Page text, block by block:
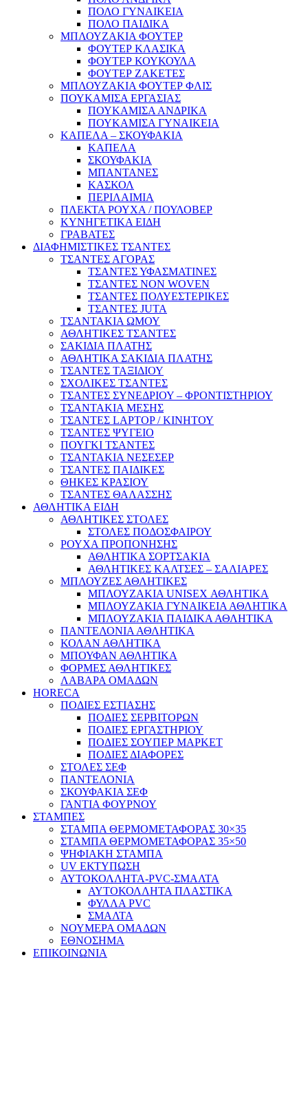
ΠΟΛΟ ΓΥΝΑΙΚΕΙΑ
ΠΟΛΟ ΠΑΙΔΙΚΑ
ΜΠΛΟΥΖΑΚΙΑ ΦΟΥΤΕΡ
ΦΟΥΤΕΡ ΚΛΑΣΙΚΑ
ΦΟΥΤΕΡ ΚΟΥΚΟΥΛΑ
ΦΟΥΤΕΡ ΖΑΚΕΤΕΣ
ΜΠΛΟΥΖΑΚΙΑ ΦΟΥΤΕΡ ΦΛΙΣ
ΠΟΥΚΑΜΙΣΑ ΕΡΓΑΣΙΑΣ
ΠΟΥΚΑΜΙΣΑ ΑΝΔΡΙΚΑ
ΠΟΥΚΑΜΙΣΑ ΓΥΝΑΙΚΕΙΑ
ΚΑΠΕΛΑ – ΣΚΟΥΦΑΚΙΑ
ΚΑΠΕΛΑ
ΣΚΟΥΦΑΚΙΑ
ΜΠΑΝΤΑΝΕΣ
ΚΑΣΚΟΛ
ΠΕΡΙΛΑΙΜΙΑ
ΠΛΕΚΤΑ ΡΟΥΧΑ / ΠΟΥΛΟΒΕΡ
ΚΥΝΗΓΕΤΙΚΑ ΕΙΔΗ
ΓΡΑΒΑΤΕΣ
ΔΙΑΦΗΜΙΣΤΙΚΕΣ ΤΣΑΝΤΕΣ
ΤΣΑΝΤΕΣ ΑΓΟΡΑΣ
ΤΣΑΝΤΕΣ ΥΦΑΣΜΑΤΙΝΕΣ
ΤΣΑΝΤΕΣ NON WOVEN
ΤΣΑΝΤΕΣ ΠΟΛΥΕΣΤΕΡΙΚΕΣ
ΤΣΑΝΤΕΣ JUTA
ΤΣΑΝΤΑΚΙΑ ΩΜΟΥ
ΑΘΛΗΤΙΚΕΣ ΤΣΑΝΤΕΣ
ΣΑΚΙΔΙΑ ΠΛΑΤΗΣ
ΑΘΛΗΤΙΚΑ ΣΑΚΙΔΙΑ ΠΛΑΤΗΣ
ΤΣΑΝΤΕΣ ΤΑΞΙΔΙΟΥ
ΣΧΟΛΙΚΕΣ ΤΣΑΝΤΕΣ
ΤΣΑΝΤΕΣ ΣΥΝΕΔΡΙΟΥ – ΦΡΟΝΤΙΣΤΗΡΙΟΥ
ΤΣΑΝΤΑΚΙΑ ΜΕΣΗΣ
ΤΣΑΝΤΕΣ LAPTOP / ΚΙΝΗΤΟΥ
ΤΣΑΝΤΕΣ ΨΥΓΕΙΟ
ΠΟΥΓΚΙ ΤΣΑΝΤΕΣ
ΤΣΑΝΤΑΚΙΑ ΝΕΣΕΣΕΡ
ΤΣΑΝΤΕΣ ΠΑΙΔΙΚΕΣ
ΘΗΚΕΣ ΚΡΑΣΙΟΥ
ΤΣΑΝΤΕΣ ΘΑΛΑΣΣΗΣ
ΑΘΛΗΤΙΚΑ ΕΙΔΗ
ΑΘΛΗΤΙΚΕΣ ΣΤΟΛΕΣ
ΣΤΟΛΕΣ ΠΟΔΟΣΦΑΙΡΟΥ
ΡΟΥΧΑ ΠΡΟΠΟΝΗΣΗΣ
ΑΘΛΗΤΙΚΑ ΣΟΡΤΣΑΚΙΑ
ΑΘΛΗΤΙΚΕΣ ΚΑΛΤΣΕΣ – ΣΑΛΙΑΡΕΣ
ΜΠΛΟΥΖΕΣ ΑΘΛΗΤΙΚΕΣ
ΜΠΛΟΥΖΑΚΙΑ UNISEX ΑΘΛΗΤΙΚΑ
ΜΠΛΟΥΖΑΚΙΑ ΓΥΝΑΙΚΕΙΑ ΑΘΛΗΤΙΚΑ
ΜΠΛΟΥΖΑΚΙΑ ΠΑΙΔΙΚΑ ΑΘΛΗΤΙΚΑ
ΠΑΝΤΕΛΟΝΙΑ ΑΘΛΗΤΙΚΑ
ΚΟΛΑΝ ΑΘΛΗΤΙΚΑ
ΜΠΟΥΦΑΝ ΑΘΛΗΤΙΚΑ
ΦΟΡΜΕΣ ΑΘΛΗΤΙΚΕΣ
ΛΑΒΑΡΑ ΟΜΑΔΩΝ
HORECA
ΠΟΔΙΕΣ ΕΣΤΙΑΣΗΣ
ΠΟΔΙΕΣ ΣΕΡΒΙΤΟΡΩΝ
ΠΟΔΙΕΣ ΕΡΓΑΣΤΗΡΙΟΥ
ΠΟΔΙΕΣ ΣΟΥΠΕΡ ΜΑΡΚΕΤ
ΠΟΔΙΕΣ ΔΙΑΦΟΡΕΣ
ΣΤΟΛΕΣ ΣΕΦ
ΠΑΝΤΕΛΟΝΙΑ
ΣΚΟΥΦΑΚΙΑ ΣΕΦ
ΓΑΝΤΙΑ ΦΟΥΡΝΟΥ
ΣΤΑΜΠΕΣ
ΣΤΑΜΠΑ ΘΕΡΜΟΜΕΤΑΦΟΡΑΣ 30×35
ΣΤΑΜΠΑ ΘΕΡΜΟΜΕΤΑΦΟΡΑΣ 35×50
ΨΗΦΙΑΚΗ ΣΤΑΜΠΑ
UV ΕΚΤΥΠΩΣΗ
ΑΥΤΟΚΟΛΛΗΤΑ-PVC-ΣΜΑΛΤΑ
ΑΥΤΟΚΟΛΛΗΤΑ ΠΛΑΣΤΙΚΑ
ΦΥΛΛΑ PVC
ΣΜΑΛΤΑ
ΝΟΥΜΕΡΑ ΟΜΑΔΩΝ
ΕΘΝΟΣΗΜΑ
ΕΠΙΚΟΙΝΩΝΙΑ